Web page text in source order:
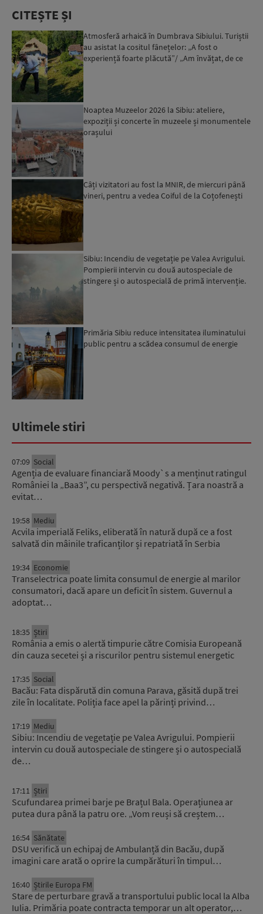
CITEȘTE ȘI
Atmosferă arhaică în Dumbrava Sibiului. Turiștii
au asistat la cositul fânețelor: „A fost o
experiență foarte plăcută”/ „Am învățat, de ce
Noaptea Muzeelor 2026 la Sibiu: ateliere,
expoziții și concerte în muzeele și monumentele
orașului
Câți vizitatori au fost la MNIR, de miercuri până
vineri, pentru a vedea Coiful de la Coțofenești
Sibiu: Incendiu de vegetație pe Valea Avrigului.
Pompierii intervin cu două autospeciale de
stingere și o autospecială de primă intervenție.
Primăria Sibiu reduce intensitatea iluminatului
public pentru a scădea consumul de energie
Ultimele stiri
07:09 Social
Agenția de evaluare financiară Moody`s a menținut ratingul
României la „Baa3”, cu perspectivă negativă. Țara noastră a
evitat…
19:58 Mediu
Acvila imperială Feliks, eliberată în natură după ce a fost
salvată din mâinile traficanților și repatriată în Serbia
19:34 Economie
Transelectrica poate limita consumul de energie al marilor
consumatori, dacă apare un deficit în sistem. Guvernul a
adoptat…
18:35 Știri
România a emis o alertă timpurie către Comisia Europeană
din cauza secetei și a riscurilor pentru sistemul energetic
17:35 Social
Bacău: Fata dispărută din comuna Parava, găsită după trei
zile în localitate. Poliția face apel la părinți privind…
17:19 Mediu
Sibiu: Incendiu de vegetație pe Valea Avrigului. Pompierii
intervin cu două autospeciale de stingere și o autospecială
de…
17:11 Știri
Scufundarea primei barje pe Brațul Bala. Operațiunea ar
putea dura până la patru ore. „Vom reuși să creștem…
16:54 Sănătate
DSU verifică un echipaj de Ambulanță din Bacău, după
imagini care arată o oprire la cumpărături în timpul…
16:40 Știrile Europa FM
Stare de perturbare gravă a transportului public local la Alba
Iulia. Primăria poate contracta temporar un alt operator,…